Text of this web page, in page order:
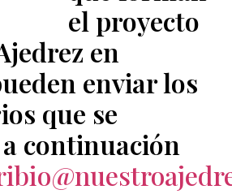
el proyecto
en
enviar los
que se
continuación